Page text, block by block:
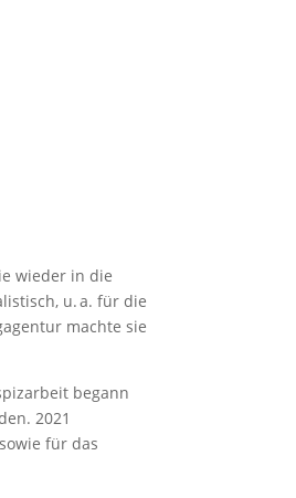
wieder in die
u. a. für die
machte sie
begann
2021
für das